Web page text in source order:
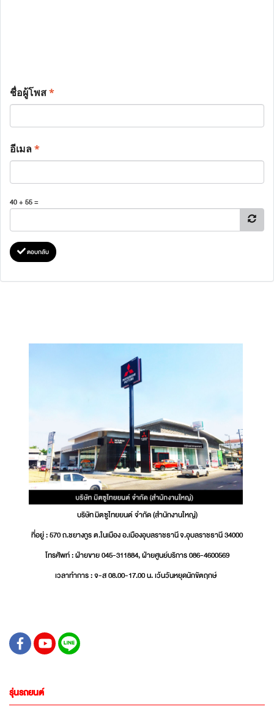
ชื่อผู้โพส*
อีเมล*
40 + 55 =
ตอบกลับ
บริษัท มิตซูไทยยนต์ จำกัด (สำนักงานใหญ่)
ที่อยู่ : 570 ถ.ชยางกูร ต.ในเมือง อ.เมืองอุบลราชธานี จ.อุบลราชธานี 34000
โทรศัพท์ : ฝ่ายขาย 045-311884, ฝ่ายศูนย์บริการ 086-4600569
เวลาทำการ : จ-ส 08.00-17.00 น. เว้นวันหยุดนักขัตฤกษ์
รุ่นรถยนต์